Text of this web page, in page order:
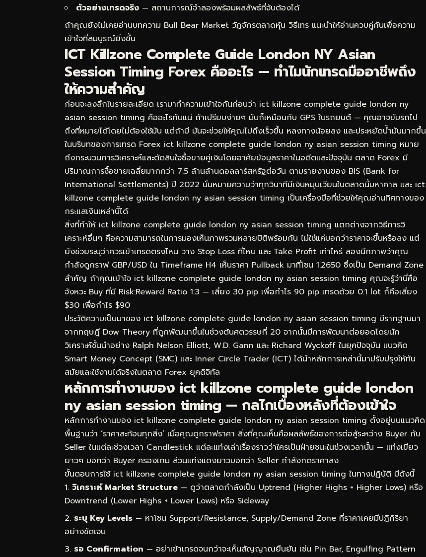
ตัวอย่างเทรดจริง — สถานการณ์จำลองพร้อมผลลัพธ์ที่จับต้องได้
ถ้าคุณยังไม่เคยอ่านบทความ Bull Bear Market วัฏจักรตลาดหุ้น วิธีเทร แนะนำให้อ่านควบคู่กันเพื่อความ
เข้าใจที่สมบูรณ์ยิ่งขึ้น
ICT Killzone Complete Guide London NY Asian
Session Timing Forex คืออะไร — ทำไมนักเทรดมืออาชีพถึง
ให้ความสำคัญ
ก่อนจะลงลึกในรายละเอียด เรามาทำความเข้าใจกันก่อนว่า ict killzone complete guide london ny
asian session timing คืออะไรกันแน่ ถ้าเปรียบง่ายๆ มันก็เหมือนกับ GPS ในรถยนต์ — คุณอาจขับรถไป
ถึงที่หมายได้โดยไม่ต้องใช้มัน แต่ถ้ามี มันจะช่วยให้คุณไปถึงเร็วขึ้น หลงทางน้อยลง และประหยัดน้ำมันมากขึ้น
ในบริบทของการเทรด Forex ict killzone complete guide london ny asian session timing หมาย
ถึงกระบวนการวิเคราะห์และตัดสินใจซื้อขายคู่เงินโดยอาศัยข้อมูลราคาในอดีตและปัจจุบัน ตลาด Forex มี
ปริมาณการซื้อขายเฉลี่ยมากกว่า 7.5 ล้านล้านดอลลาร์สหรัฐต่อวัน ตามรายงานของ BIS (Bank for
International Settlements) ปี 2022 นั่นหมายความว่าทุกวินาทีมีเงินหมุนเวียนในตลาดนี้มหาศาล และ ict
killzone complete guide london ny asian session timing เป็นเครื่องมือที่ช่วยให้คุณอ่านทิศทางของ
กระแสเงินเหล่านี้ได้
สิ่งที่ทำให้ ict killzone complete guide london ny asian session timing แตกต่างจากวิธีการวิ
เคราะห์อื่นๆ คือความสามารถในการมองเห็นภาพรวมหลายมิติพร้อมกัน ไม่ใช่แค่บอกว่าราคาจะขึ้นหรือลง แต่
ยังช่วยระบุว่าควรเข้าเทรดตรงไหน วาง Stop Loss ที่ไหน และ Take Profit เท่าไหร่ ลองนึกภาพว่าคุณ
กำลังดูกราฟ GBP/USD ใน Timeframe H4 เห็นราคา Pullback มาที่โซน 1.2650 ซึ่งเป็น Demand Zone
สำคัญ ถ้าคุณเข้าใจ ict killzone complete guide london ny asian session timing คุณจะรู้ว่านี่คือ
จังหวะ Buy ที่มี Risk:Reward Ratio 1:3 — เสี่ยง 30 pip เพื่อกำไร 90 pip เทรดด้วย 0.1 lot ก็คือเสี่ยง
$30 เพื่อกำไร $90
ประวัติความเป็นมาของ ict killzone complete guide london ny asian session timing มีรากฐานมา
จากทฤษฎี Dow Theory ที่ถูกพัฒนาขึ้นในช่วงต้นศตวรรษที่ 20 จากนั้นมีการพัฒนาต่อยอดโดยนัก
วิเคราะห์ชั้นนำอย่าง Ralph Nelson Elliott, W.D. Gann และ Richard Wyckoff ในยุคปัจจุบัน แนวคิด
Smart Money Concept (SMC) และ Inner Circle Trader (ICT) ได้นำหลักการเหล่านี้มาปรับปรุงให้ทัน
สมัยและใช้งานได้จริงในตลาด Forex ยุคดิจิทัล
หลักการทำงานของ ict killzone complete guide london
ny asian session timing — กลไกเบื้องหลังที่ต้องเข้าใจ
หลักการทำงานของ ict killzone complete guide london ny asian session timing ตั้งอยู่บนแนวคิด
พื้นฐานว่า ‘ราคาสะท้อนทุกสิ่ง’ เมื่อคุณดูกราฟราคา สิ่งที่คุณเห็นคือผลลัพธ์ของการต่อสู้ระหว่าง Buyer กับ
Seller ในแต่ละช่วงเวลา Candlestick แต่ละแท่งเล่าเรื่องราวว่าใครเป็นฝ่ายชนะในช่วงเวลานั้น — แท่งเขียว
ยาวๆ บอกว่า Buyer ครองเกม ส่วนแท่งแดงยาวบอกว่า Seller กำลังกดราคาลง
ขั้นตอนการใช้ ict killzone complete guide london ny asian session timing ในทางปฏิบัติ มีดังนี้
วิเคราะห์ Market Structure — ดูว่าตลาดกำลังเป็น Uptrend (Higher Highs + Higher Lows) หรือ
Downtrend (Lower Highs + Lower Lows) หรือ Sideway
ระบุ Key Levels — หาโซน Support/Resistance, Supply/Demand Zone ที่ราคาเคยมีปฏิกิริยา
อย่างชัดเจน
รอ Confirmation — อย่าเข้าเทรดจนกว่าจะเห็นสัญญาณยืนยัน เช่น Pin Bar, Engulfing Pattern